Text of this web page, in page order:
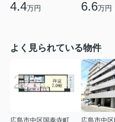
4.4万円 6.6万円
よく見られている物件
広島市中